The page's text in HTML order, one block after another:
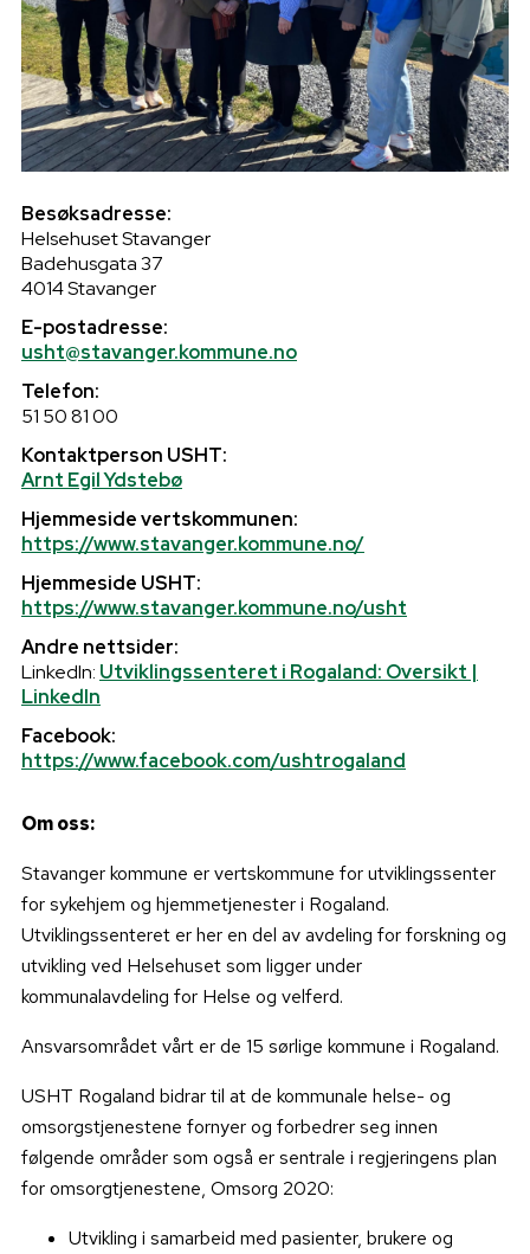
Besøksadresse:
Helsehuset Stavanger
Badehusgata 37
4014 Stavanger
E-postadresse:
usht@stavanger.kommune.no
Telefon:
51 50 81 00
Kontaktperson USHT:
Arnt Egil Ydstebø
Hjemmeside vertskommunen:
https://www.stavanger.kommune.no/
Hjemmeside USHT:
https://www.stavanger.kommune.no/usht
Andre nettsider:
LinkedIn: Utviklingssenteret i Rogaland: Oversikt |
LinkedIn
Facebook:
https://www.facebook.com/ushtrogaland
Om oss:
Stavanger kommune er vertskommune for utviklingssenter
for sykehjem og hjemmetjenester i Rogaland.
Utviklingssenteret er her en del av avdeling for forskning og
utvikling ved Helsehuset som ligger under
kommunalavdeling for Helse og velferd.
Ansvarsområdet vårt er de 15 sørlige kommune i Rogaland.
USHT Rogaland bidrar til at de kommunale helse- og
omsorgstjenestene fornyer og forbedrer seg innen
følgende områder som også er sentrale i regjeringens plan
for omsorgtjenestene, Omsorg 2020:
Utvikling i samarbeid med pasienter, brukere og